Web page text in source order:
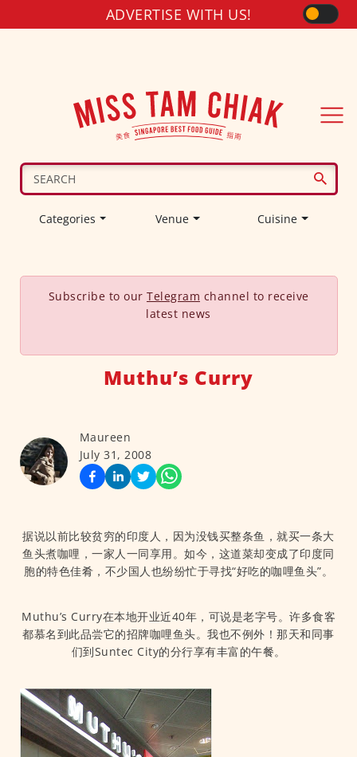
ADVERTISE WITH US!
Categories Venue Cuisine
Subscribe to our Telegram channel to receive
latest news
Muthu’s Curry
Maureen
July 31, 2008
据说以前比较贫穷的印度人，因为没钱买整条鱼，就买一条大
鱼头煮咖哩，一家人一同享用。如今，这道菜却变成了印度同
胞的特色佳肴，不少国人也纷纷忙于寻找“好吃的咖哩鱼头”。
Muthu’s Curry在本地开业近40年，可说是老字号。许多食客
都慕名到此品尝它的招牌咖哩鱼头。我也不例外！那天和同事
们到Suntec City的分行享有丰富的午餐。